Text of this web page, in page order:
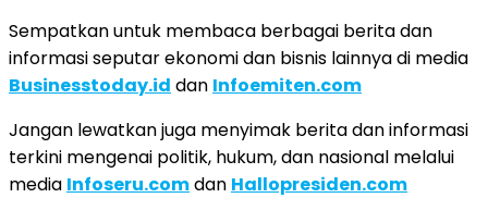
Sempatkan untuk membaca berbagai berita dan
informasi seputar ekonomi dan bisnis lainnya di media
Businesstoday.id dan Infoemiten.com
Jangan lewatkan juga menyimak berita dan informasi
terkini mengenai politik, hukum, dan nasional melalui
media Infoseru.comdan Hallopresiden.com